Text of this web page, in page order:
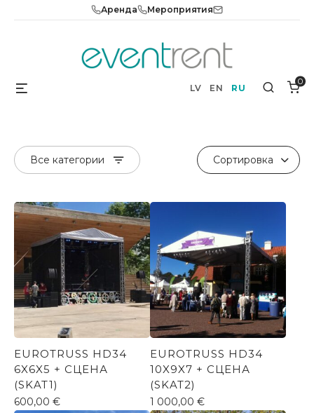
Аренда Мероприятия
LV EN RU Search
0
Все категории
EUROTRUSS HD34
6X6X5 + СЦЕНА
(SKAT1)
600,00 €
EUROTRUSS HD34
10X9X7 + СЦЕНА
(SKAT2)
1 000,00 €